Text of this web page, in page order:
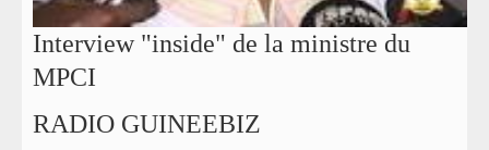
Interview "inside" de la ministre du
MPCI
RADIO GUINEEBIZ